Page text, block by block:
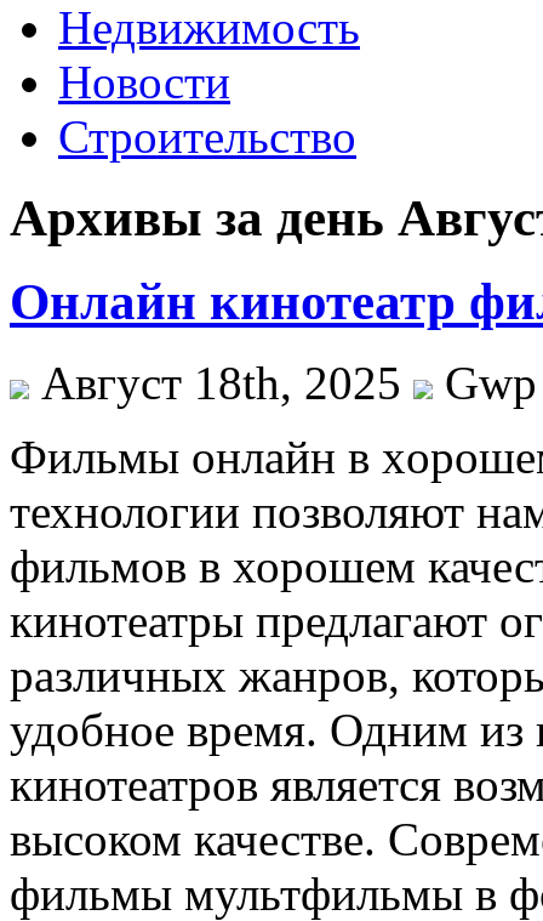
Недвижимость
Новости
Строительство
Архивы за день
Онлайн кинотеатр
Август 18th, 2025
Gwp
Фильмы oнлaйн в
технологии позволяют
фильмов в хорошем
кинотеатры предлагают
различных жанров,
удобное время. Одним из
кинотеатров является
высоком качестве.
фильмы мультфильмы в